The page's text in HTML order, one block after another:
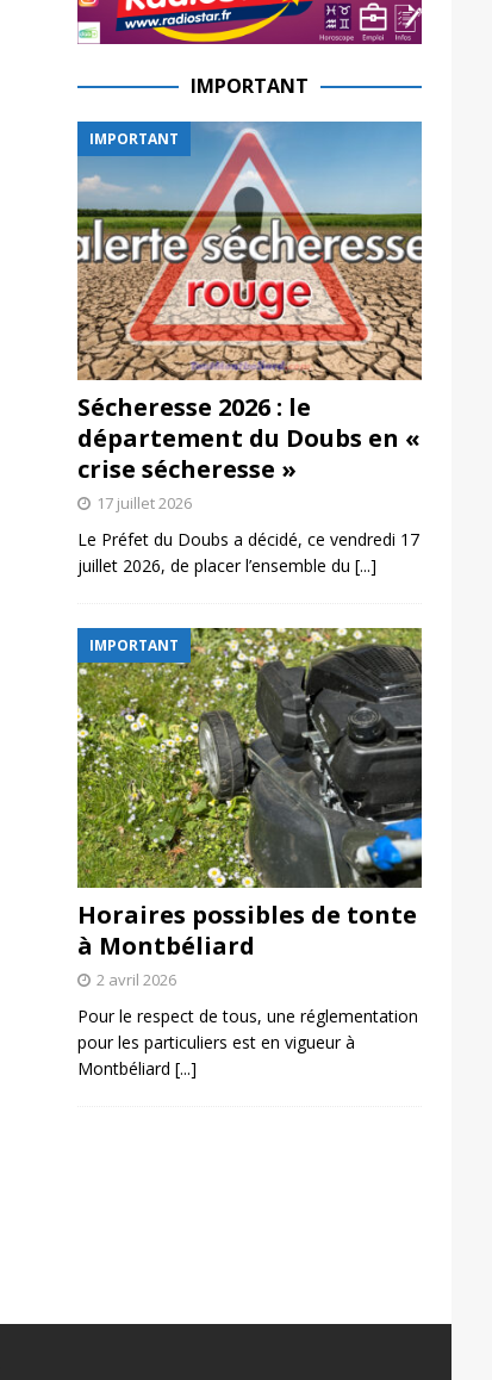
IMPORTANT
IMPORTANT
Sécheresse 2026 : le
département du Doubs en «
crise sécheresse »
17 juillet 2026
Le Préfet du Doubs a décidé, ce vendredi 17
juillet 2026, de placer l’ensemble du [...]
IMPORTANT
Horaires possibles de tonte
à Montbéliard
2 avril 2026
Pour le respect de tous, une réglementation
pour les particuliers est en vigueur à
Montbéliard [...]